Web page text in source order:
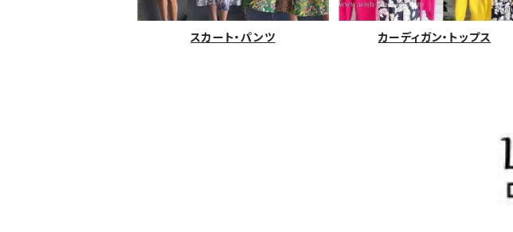
スカート・パンツ カーディガン・トップス